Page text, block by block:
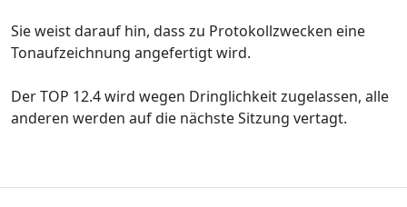
Sie weist darauf hin, dass zu Protokollzwecken eine
Tonaufzeichnung angefertigt wird.
Der TOP 12.4 wird wegen Dringlichkeit zugelassen, alle
anderen werden auf die nächste Sitzung vertagt.